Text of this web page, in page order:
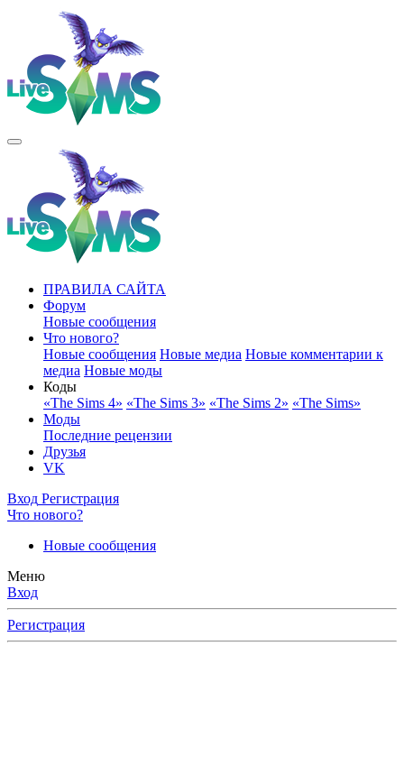
ПРАВИЛА САЙТА
Форум
Новые сообщения
Что нового?
Новые сообщения Новые медиа Новые комментарии к
медиа Новые моды
Коды
«The Sims 4» «The Sims 3» «The Sims 2» «The Sims»
Моды
Последние рецензии
Друзья
VK
Вход Регистрация
Что нового?
Новые сообщения
Меню
Вход
Регистрация